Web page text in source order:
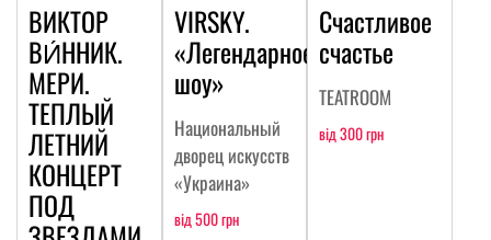
ВИКТОР
ВИ́ННИК.
МЕРИ.
ТЕПЛЫЙ
ЛЕТНИЙ
КОНЦЕРТ
ПОД
VIRSKY.
«Легендарное
шоу»
Национальный
дворец искусств
«Украина»
від 500 грн
Счастливое
счастье
TEATROOM
від 300 грн